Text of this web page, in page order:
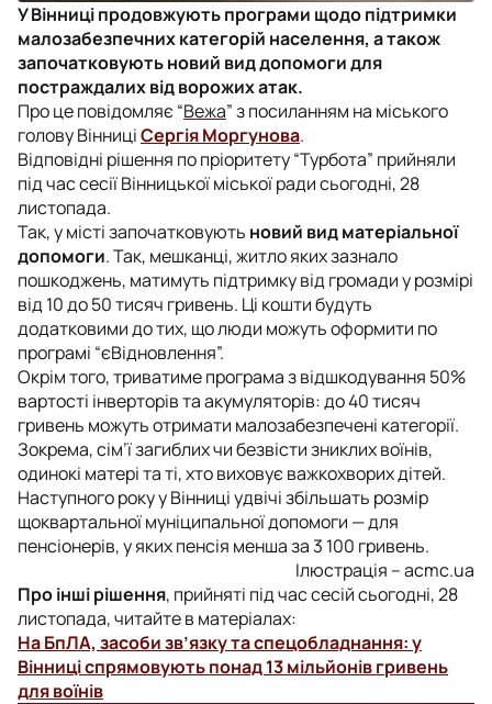
У Вінниці продовжують програми щодо підтримки
малозабезпечних категорій населення, а також
започатковують новий вид допомоги для
постраждалих від ворожих атак.
Про це повідомляє “Вежа” з посиланням на міського
голову ВінниціСергія Моргунова.
Відповідні рішення по пріоритету “Турбота” прийняли
під час сесії Вінницької міської ради сьогодні, 28
листопада.
Так, у місті започатковують новий вид матеріальної
допомоги. Так, мешканці, житло яких зазнало
пошкоджень, матимуть підтримку від громади у розмірі
від 10 до 50 тисяч гривень. Ці кошти будуть
додатковими до тих, що люди можуть оформити по
програмі “єВідновлення”.
Окрім того, триватиме програма з відшкодування 50%
вартості інверторів та акумуляторів: до 40 тисяч
гривень можуть отримати малозабезпечені категорії.
Зокрема, сім’ї загиблих чи безвісти зниклих воїнів,
одинокі матері та ті, хто виховує важкохворих дітей.
Наступного року у Вінниці удвічі збільшать розмір
щоквартальної муніципальної допомоги — для
пенсіонерів, у яких пенсія менша за 3 100 гривень.
Ілюстрація – acmc.ua
Про інші рішення, прийняті під час сесій сьогодні, 28
листопада, читайте в матеріалах:
На БпЛА, засоби зв’язку та спецобладнання: у
Вінниці спрямовують понад 13 мільйонів гривень
для воїнів